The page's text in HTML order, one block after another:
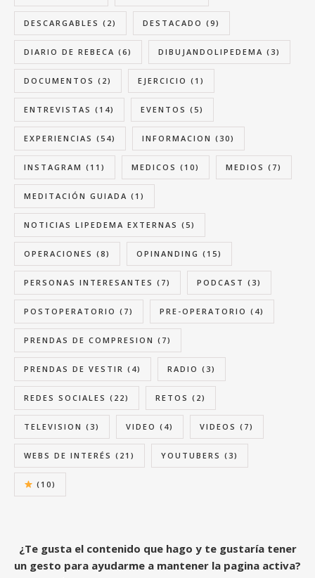
DESCARGABLES (2) DESTACADO (9)
DIARIO DE REBECA (6) DIBUJANDOLIPEDEMA (3)
DOCUMENTOS (2) EJERCICIO (1)
ENTREVISTAS (14) EVENTOS (5)
EXPERIENCIAS (54) INFORMACION (30)
INSTAGRAM (11) MEDICOS (10) MEDIOS (7)
MEDITACIÓN GUIADA (1)
NOTICIAS LIPEDEMA EXTERNAS (5)
OPERACIONES (8) OPINANDING (15)
PERSONAS INTERESANTES (7) PODCAST (3)
POSTOPERATORIO (7) PRE-OPERATORIO (4)
PRENDAS DE COMPRESION (7)
PRENDAS DE VESTIR (4) RADIO (3)
REDES SOCIALES (22) RETOS (2)
TELEVISION (3) VIDEO (4) VIDEOS (7)
WEBS DE INTERÉS (21) YOUTUBERS (3)
(10)
¿Te gusta el contenido que hago y te gustaría tener
un gesto para ayudarme a mantener la pagina activa?